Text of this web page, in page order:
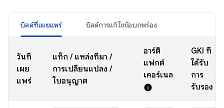
บิลด์ที่เผยแพร่ บิลด์การแก้ไขข้อบกพร่อง
วันที่
เผย
แพร่
แท็ก / แหล่งที่มา /
การเปลี่ยนแปลง /
ใบอนุญาต
อาร์ติ
แฟกต์
เคอร์เนล
info
GKI ที่
ได้รับ
การ
รับรอง